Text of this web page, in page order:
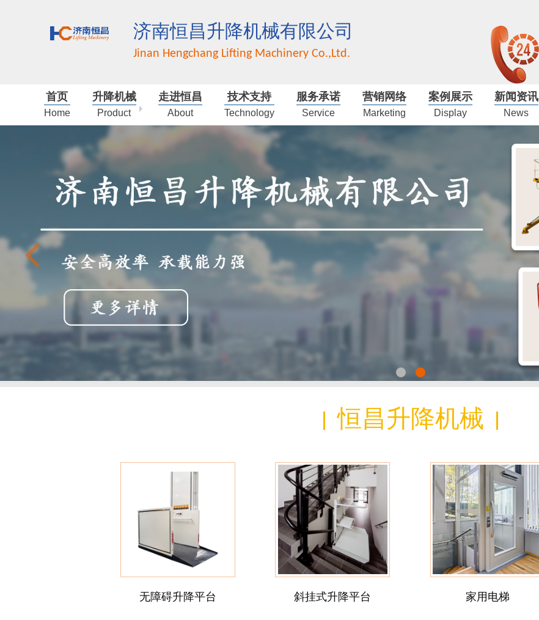
济南恒昌升降机械有限公司
Jinan Hengchang Lifting Machinery Co.,Ltd.
首页
Home
升降机械
Product
走进恒昌
About
技术支持
Technology
服务承诺
Service
营销网络
Marketing
案例展示
Display
新闻资讯
News
恒昌升降机械
无障碍升降平台 斜挂式升降平台 家用电梯